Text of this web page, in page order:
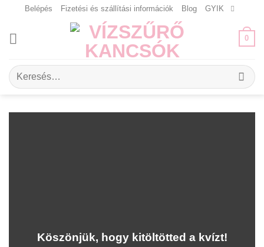
content
Belépés Fizetési és szállítási információk Blog GYIK
0
Keresés
a
Köszönjük, hogy kitöltötted a kvízt!